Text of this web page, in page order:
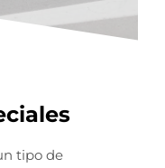
tipo de